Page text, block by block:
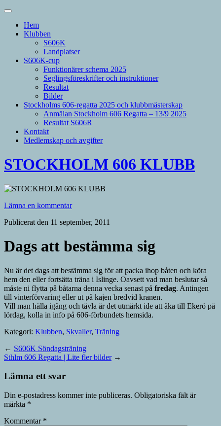
Hem
Klubben
S606K
Landplatser
S606K-cup
Funktionärer schema 2025
Seglingsföreskrifter och instruktioner
Resultat
Bilder
Stockholms 606-regatta 2025 och klubbmästerskap
Anmälan Stockholm 606 Regatta – 13/9 2025
Resultat S606R
Kontakt
Medlemskap och avgifter
STOCKHOLM 606 KLUBB
Lämna en kommentar
Publicerat den 11 september, 2011
Dags att bestämma sig
Nu är det dags att bestämma sig för att packa ihop båten och köra
hem den eller fortsätta träna i Islinge. Oavsett vad man beslutar så
måste ni flytta på båtarna denna vecka senast på fredag. Antingen
till vinterförvaring eller ut på kajen bredvid kranen.
Vill man hålla igång och tävla är det utmärkt ide att åka till Ekerö på
lördag, kolla in info på 606-förbundets hemsida.
Kategori: Klubben, Skvaller, Träning
← S606K Söndagsträning
Sthlm 606 Regatta | Lite fler bilder→
Lämna ett svar
Din e-postadress kommer inte publiceras. Obligatoriska fält är
märkta *
Kommentar *